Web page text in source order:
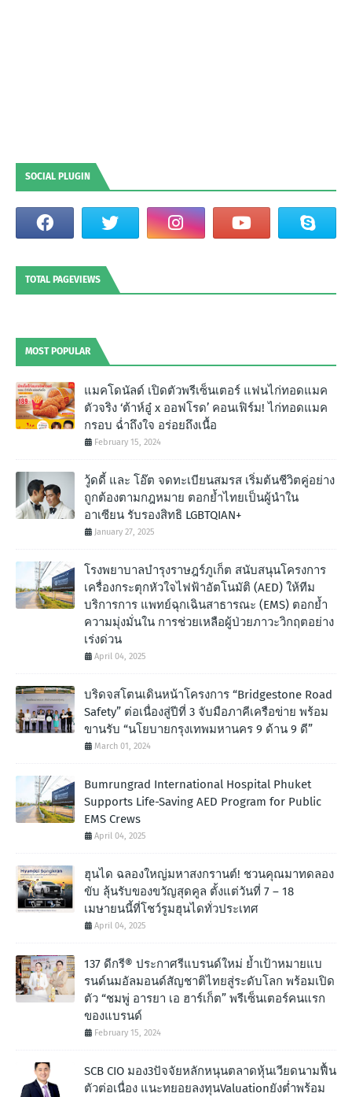
SOCIAL PLUGIN
TOTAL PAGEVIEWS
MOST POPULAR
แมคโดนัลด์ เปิดตัวพรีเซ็นเตอร์ แฟนไก่ทอดแมค
ตัวจริง ‘ต้าห์อู๋ x ออฟโรด’ คอนเฟิร์ม! ไก่ทอดแมค
กรอบ ฉํ่าถึงใจ อร่อยถึงเนื้อ
February 15, 2024
วู้ดดี้ และ โอ๊ต จดทะเบียนสมรส เริ่มต้นชีวิตคู่อย่าง
ถูกต้องตามกฎหมาย ตอกย้ำไทยเป็นผู้นำใน
อาเซียน รับรองสิทธิ LGBTQIAN+
January 27, 2025
โรงพยาบาลบำรุงราษฎร์ภูเก็ต สนับสนุนโครงการ
เครื่องกระตุกหัวใจไฟฟ้าอัตโนมัติ (AED) ให้ทีม
บริการการ แพทย์ฉุกเฉินสาธารณะ (EMS) ตอกย้ำ
ความมุ่งมั่นใน การช่วยเหลือผู้ป่วยภาวะวิกฤตอย่าง
เร่งด่วน
April 04, 2025
บริดจสโตนเดินหน้าโครงการ “Bridgestone Road
Safety” ต่อเนื่องสู่ปีที่ 3 จับมือภาคีเครือข่าย พร้อม
ขานรับ “นโยบายกรุงเทพมหานคร 9 ด้าน 9 ดี”
March 01, 2024
Bumrungrad International Hospital Phuket
Supports Life-Saving AED Program for Public
EMS Crews
April 04, 2025
ฮุนได ฉลองใหญ่มหาสงกรานต์! ชวนคุณมาทดลอง
ขับ ลุ้นรับของขวัญสุดคูล ตั้งแต่วันที่ 7 – 18
เมษายนนี้ที่โชว์รูมฮุนไดทั่วประเทศ
April 04, 2025
137 ดีกรี® ประกาศรีแบรนด์ใหม่ ย้ำเป้าหมายแบ
รนด์นมอัลมอนด์สัญชาติไทยสู่ระดับโลก พร้อมเปิด
ตัว “ชมพู่ อารยา เอ ฮาร์เก็ต” พรีเซ็นเตอร์คนแรก
ของแบรนด์
February 15, 2024
SCB CIO มอง3ปัจจัยหลักหนุนตลาดหุ้นเวียดนามฟื้น
ตัวต่อเนื่อง แนะทยอยลงทุนValuationยังต่ำพร้อม